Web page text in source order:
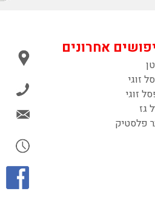
אחרונים
זוגי
זוגי
גז
פלסטיק